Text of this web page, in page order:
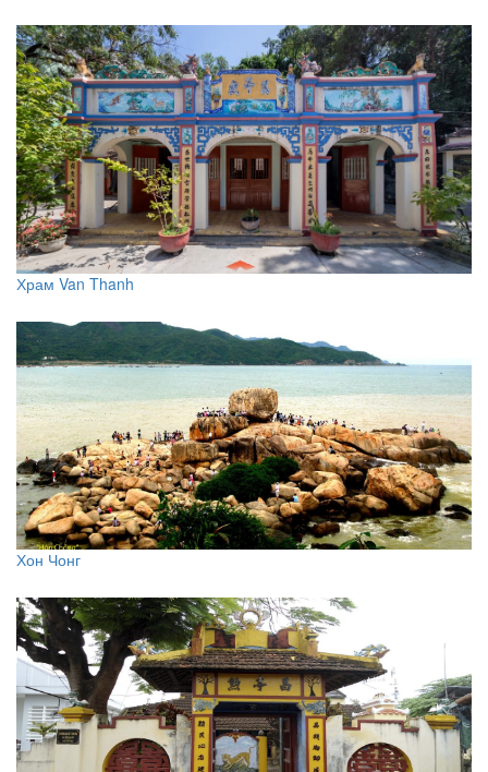
Храм Van Thanh
Хон Чонг